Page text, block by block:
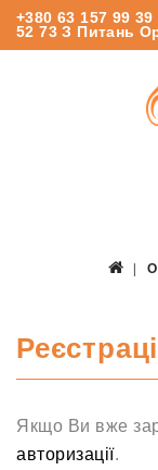
+380 63 157 99 39
52 73 З Питань
Якщо Ви вже
авторизації.